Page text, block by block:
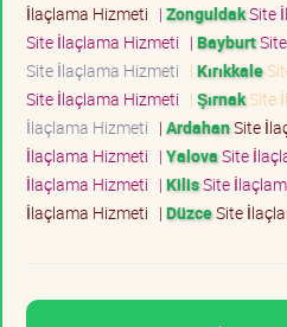
İlaçlama Hizmeti | ZonguldakSite
Site İlaçlama Hizmeti | Bayburt
Site İlaçlama Hizmeti | Kırıkkale
Site İlaçlama Hizmeti | ŞırnakSite
İlaçlama Hizmeti | ArdahanSite
İlaçlama Hizmeti | YalovaSite
İlaçlama Hizmeti | KilisSite
İlaçlama Hizmeti | DüzceSite